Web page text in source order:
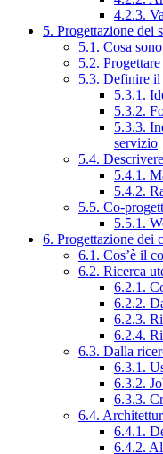
4.2.3.
5. Progettazione dei
5.1. Cosa
5.2.
5.3. Definire
5.3.1.
5.3.2.
5.3.3.
servizio
5.4.
5.4.1.
5.4.2.
5.5. Co-
5.5.1.
6. Progettazione dei
6.1. Cos’è il
6.2. Ricerca
6.2.1.
6.2.2.
6.2.3.
6.2.4.
6.3. Dalla
6.3.1.
6.3.2.
6.3.3.
6.4.
6.4.1.
6.4.2.